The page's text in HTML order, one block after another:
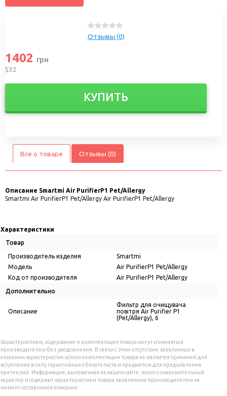
Отзывы (0)
1402 грн
$32
КУПИТЬ
Все о товаре Отзывы (0)
Описание Smartmi Air PurifierP1 Pet/Allergy
Smartmi Air PurifierP1 Pet/Allergy Air PurifierP1 Pet/Allergy
Характеристики
Товар
Производитель изделия
Smartmi
Модель
Air PurifierP1 Pet/Allergy
Код от производителя
Air PurifierP1 Pet/Allergy
Дополнительно
Описание
Фильтр для очищувача
повiтря Air Purifier P1
(Pet/Allergy), 6
Характеристики, содержание и комплектация товара могут изменяться
производителем без уведомления. В связи с этим отсутствие заявленных в
описании характеристик и/или комплектации товара не является причиной для
вступления в силу гарантийных обязательств и предметом для предъявления
претензий. Информация, выложенная на нашем сайте, носит ознакомительный
характер и содержит характеристики товара заявленные производителем на
момент составления описания.